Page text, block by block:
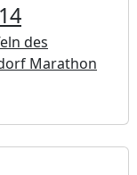
des
Marathon